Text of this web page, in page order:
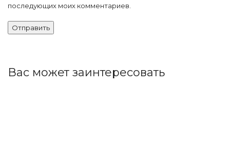
последующих моих комментариев.
Вас может заинтересовать